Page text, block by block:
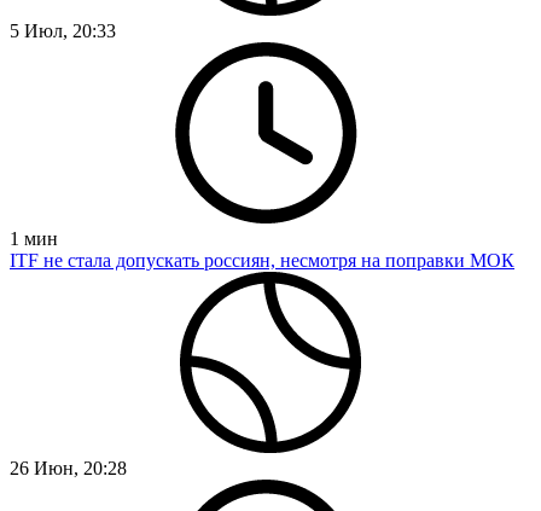
5 Июл, 20:33
1 мин
ITF не стала допускать россиян, несмотря на поправки МОК
26 Июн, 20:28